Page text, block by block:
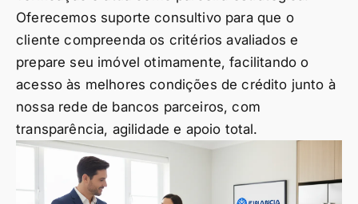
Oferecemos suporte consultivo para que o
cliente compreenda os critérios avaliados e
prepare seu imóvel otimamente, facilitando o
acesso às melhores condições de crédito junto à
nossa rede de bancos parceiros, com
transparência, agilidade e apoio total.